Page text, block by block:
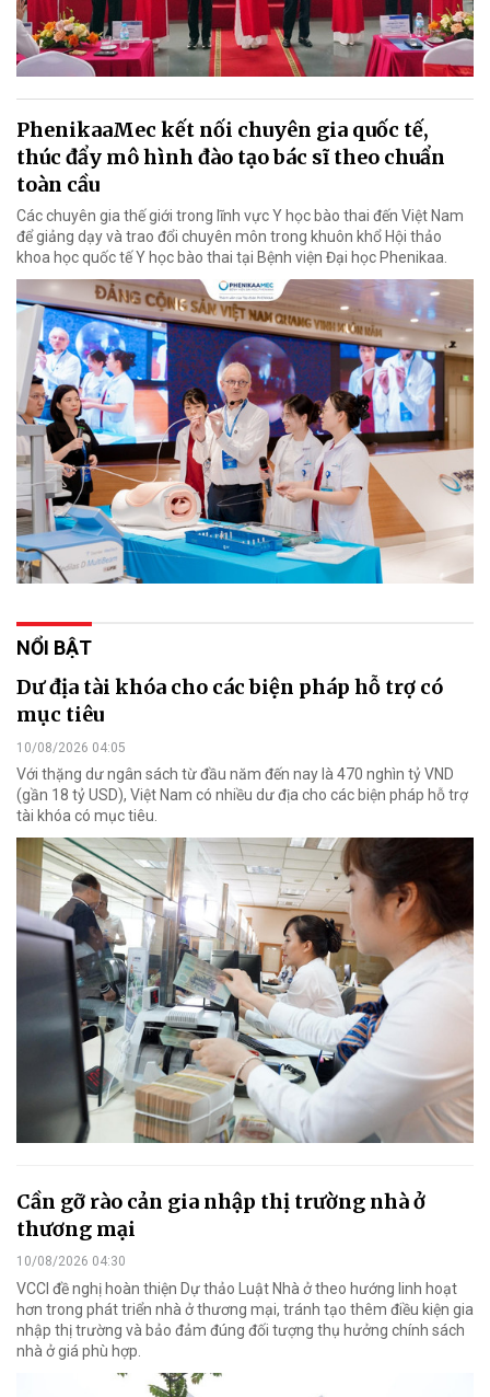
PhenikaaMec kết nối chuyên gia quốc tế,
thúc đẩy mô hình đào tạo bác sĩ theo chuẩn
toàn cầu
Các chuyên gia thế giới trong lĩnh vực Y học bào thai đến Việt Nam
để giảng dạy và trao đổi chuyên môn trong khuôn khổ Hội thảo
khoa học quốc tế Y học bào thai tại Bệnh viện Đại học Phenikaa.
NỔI BẬT
Dư địa tài khóa cho các biện pháp hỗ trợ có
mục tiêu
10/08/2026 04:05
Với thặng dư ngân sách từ đầu năm đến nay là 470 nghìn tỷ VND
(gần 18 tỷ USD), Việt Nam có nhiều dư địa cho các biện pháp hỗ trợ
tài khóa có mục tiêu.
Cần gỡ rào cản gia nhập thị trường nhà ở
thương mại
10/08/2026 04:30
VCCI đề nghị hoàn thiện Dự thảo Luật Nhà ở theo hướng linh hoạt
hơn trong phát triển nhà ở thương mại, tránh tạo thêm điều kiện gia
nhập thị trường và bảo đảm đúng đối tượng thụ hưởng chính sách
nhà ở giá phù hợp.